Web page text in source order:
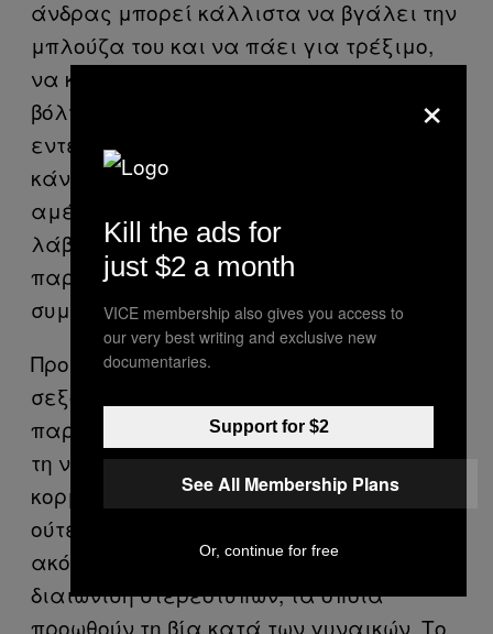
άνδρας μπορεί κάλλιστα να βγάλει την
μπλούζα του και να πάει για τρέξιμο,
να κυκλοφορήσει στον δρόμο, να βγάλει
βόλτα το σκυλί του. Και αντιμετωπίζεται
εντελώς φυσιολογικά. Εάν μια γυναίκα
κάνει το ίδιο και μείνει με το σουτιέν,
αμέσως θα προσελκύσει βλέμματα, θα
λάβει σχόλια και θα γίνει αποδέκτης
παραβιαστικών και κακοποιητικών
συμπεριφορών.
Προφανώς, η επανειλημμένη
σεξουαλικοποίηση των γυναικών και η
παρουσίασή τους με τρόπο που υποτιμά
τη νοημοσύνη τους και υποβαθμίζει το
κορμί τους, δεν είναι τόσο επουσιώδες,
ούτε αμελητέο ζήτημα. Είναι ένα
ακόμα λιθαράκι που συμβάλλει στη
διαιώνιση στερεοτύπων, τα οποία
προωθούν τη βία κατά των γυναικών. Το
×
Kill the ads for
just $2 a month
VICE membership also gives you access to
our very best writing and exclusive new
documentaries.
Support for $2
See All Membership Plans
Or, continue for free